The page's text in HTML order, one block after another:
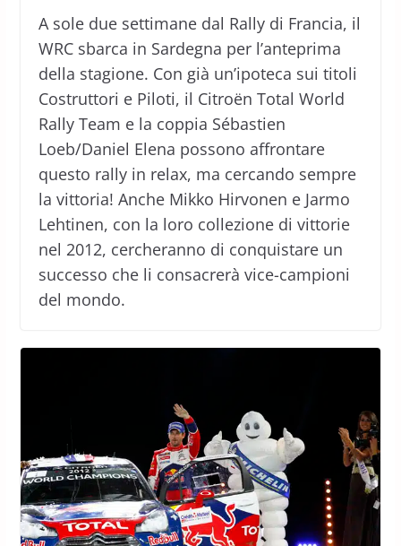
A sole due settimane dal Rally di Francia, il
WRC sbarca in Sardegna per l’anteprima
della stagione. Con già un’ipoteca sui titoli
Costruttori e Piloti, il Citroën Total World
Rally Team e la coppia Sébastien
Loeb/Daniel Elena possono affrontare
questo rally in relax, ma cercando sempre
la vittoria! Anche Mikko Hirvonen e Jarmo
Lehtinen, con la loro collezione di vittorie
nel 2012, cercheranno di conquistare un
successo che li consacrerà vice-campioni
del mondo.